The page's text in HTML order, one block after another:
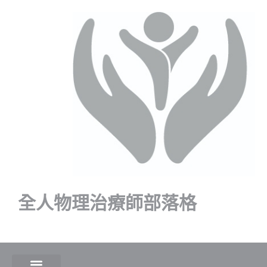
全人物理治療師部落格